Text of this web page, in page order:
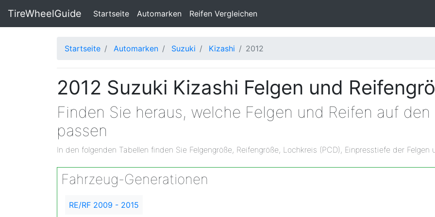
TireWheelGuide Startseite(current)
Automarken Reifen Vergleichen
Startseite Automarken Suzuki Kizashi 2012
2012 Suzuki Kizashi Felgen und
Finden Sie heraus, welche Felgen und Reifen auf
passen
In den folgenden Tabellen finden Sie Felgengröße, Reifengröße, Lochkreis (PCD), Einpresstiefe der Felgen
Fahrzeug-Generationen
RE/RF 2009 - 2015